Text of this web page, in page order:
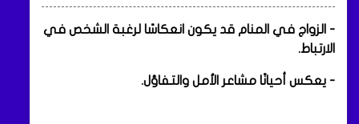
- الزواج في المنام قد يكون انعكاسًا لرغبة الشخص في
الارتباط.
- يعكس أحيانًا مشاعر الأمل والتفاؤل.